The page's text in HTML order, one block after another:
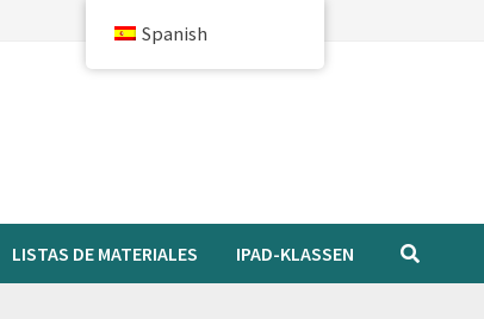
LISTAS DE MATERIALES IPAD-KLASSEN
Spanish